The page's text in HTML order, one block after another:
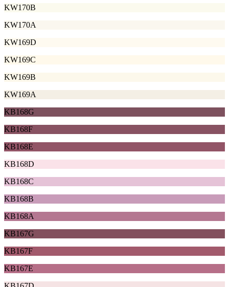
KW170B
KW170A
KW169D
KW169C
KW169B
KW169A
KB168G
KB168F
KB168E
KB168D
KB168C
KB168B
KB168A
KB167G
KB167F
KB167E